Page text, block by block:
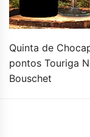
Quinta de
pontos Touriga
Bouschet